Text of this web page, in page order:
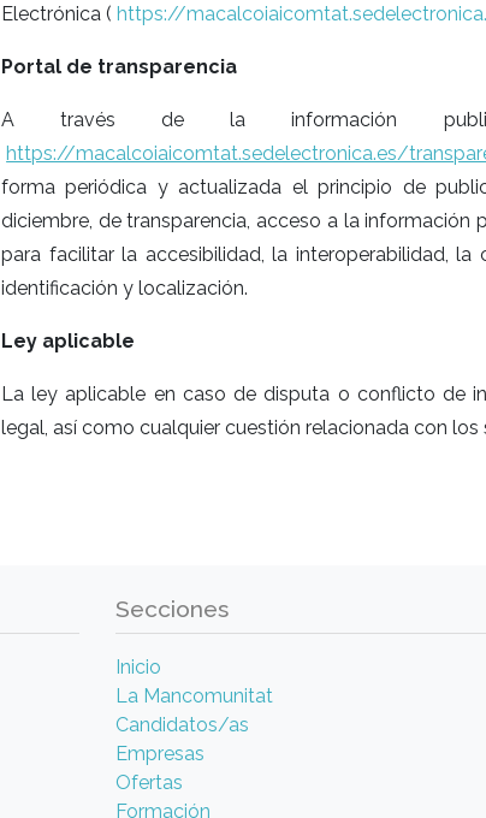
Electrónica ( https://
Portal de transparencia
A través de la información
https://macalcoiaicomtat.sedelectronica.es/
forma periódica y actualizada el principio de
diciembre, de transparencia, acceso a la
para facilitar la accesibilidad, la interoperabilidad,
identificación y localización.
Ley aplicable
La ley aplicable en caso de disputa o conflicto de
legal, así como cualquier cuestión relacionada con
Secciones
Inicio
La Mancomunitat
Candidatos/as
Empresas
Ofertas
Formación